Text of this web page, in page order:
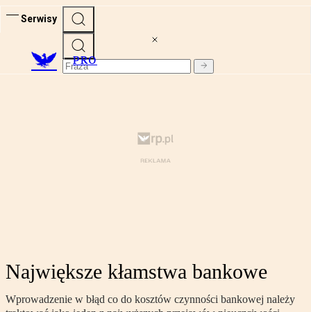
Serwisy
PRO
Największe kłamstwa bankowe
Wprowadzenie w błąd co do kosztów czynności bankowej należy